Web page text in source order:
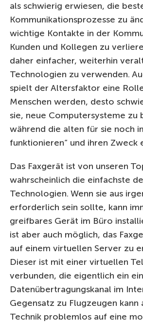
als schwierig erwiesen, die
Kommunikationsprozesse zu
wichtige Kontakte in der
Kunden und Kollegen zu
daher einfacher, weiterhin
Technologien zu verwenden.
spielt der Altersfaktor eine
Menschen werden, desto
sie, neue Computersysteme zu
während die alten für sie noch
funktionieren“ und ihren Zweck
Das Faxgerät ist von unseren
wahrscheinlich die einfachste
Technologien. Wenn sie aus
erforderlich sein sollte, kann
greifbares Gerät im Büro
ist aber auch möglich, das
auf einem virtuellen Server zu
Dieser ist mit einer virtuellen
verbunden, die eigentlich ein
Datenübertragungskanal im
Gegensatz zu Flugzeugen kann
Technik problemlos auf eine